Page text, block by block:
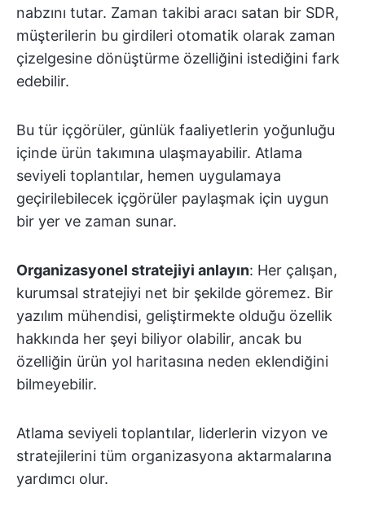
nabzını tutar. Zaman takibi aracı satan bir SDR,
müşterilerin bu girdileri otomatik olarak zaman
çizelgesine dönüştürme özelliğini istediğini fark
edebilir.
Bu tür içgörüler, günlük faaliyetlerin yoğunluğu
içinde ürün takımına ulaşmayabilir. Atlama
seviyeli toplantılar, hemen uygulamaya
geçirilebilecek içgörüler paylaşmak için uygun
bir yer ve zaman sunar.
Organizasyonel stratejiyi anlayın: Her çalışan,
kurumsal stratejiyi net bir şekilde göremez. Bir
yazılım mühendisi, geliştirmekte olduğu özellik
hakkında her şeyi biliyor olabilir, ancak bu
özelliğin ürün yol haritasına neden eklendiğini
bilmeyebilir.
Atlama seviyeli toplantılar, liderlerin vizyon ve
stratejilerini tüm organizasyona aktarmalarına
yardımcı olur.